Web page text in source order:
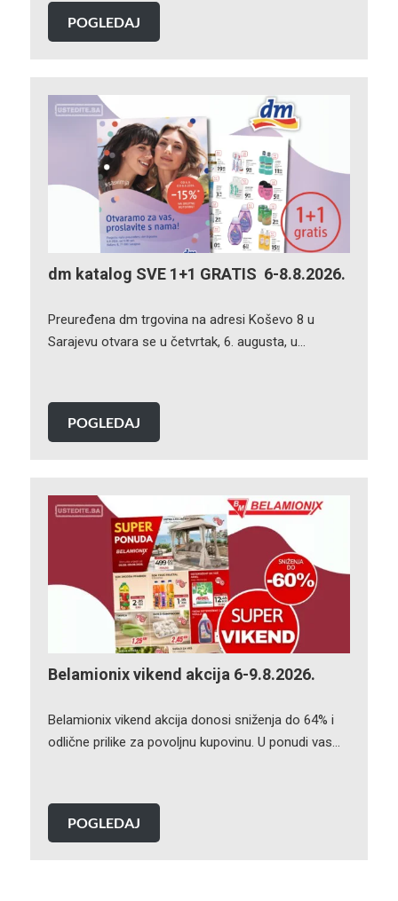
POGLEDAJ
dm katalog SVE 1+1 GRATIS 6-8.8.2026.
Preuređena dm trgovina na adresi Koševo 8 u
Sarajevu otvara se u četvrtak, 6. augusta, u…
POGLEDAJ
Belamionix vikend akcija 6-9.8.2026.
Belamionix vikend akcija donosi sniženja do 64% i
odlične prilike za povoljnu kupovinu. U ponudi vas…
POGLEDAJ